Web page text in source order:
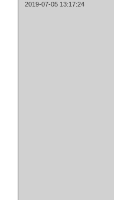
2019-07-05 13:17:24